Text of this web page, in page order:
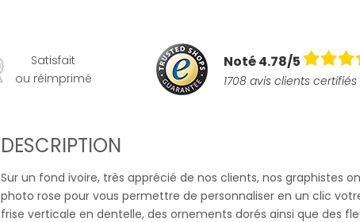
Satisfait
ou réimprimé
Noté 4.78/5
1708 avis clients certifiés
DESCRIPTION
Sur un fond ivoire, très apprécié de nos clients, nos graphistes
photo rose pour vous permettre de personnaliser en un clic
frise verticale en dentelle, des ornements dorés ainsi que des